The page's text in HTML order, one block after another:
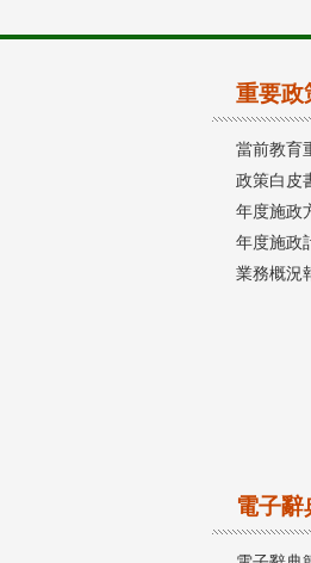
重要政
當前教育
政策白皮
年度施政
年度施政
業務概況
電子辭